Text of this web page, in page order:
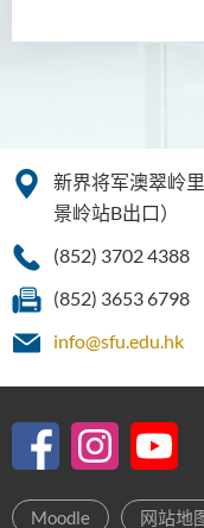
新界将军澳翠岭
景岭站B出口）
(852) 3702 4388
(852) 3653 6798
info@sfu.edu.hk
Moodle 网站地